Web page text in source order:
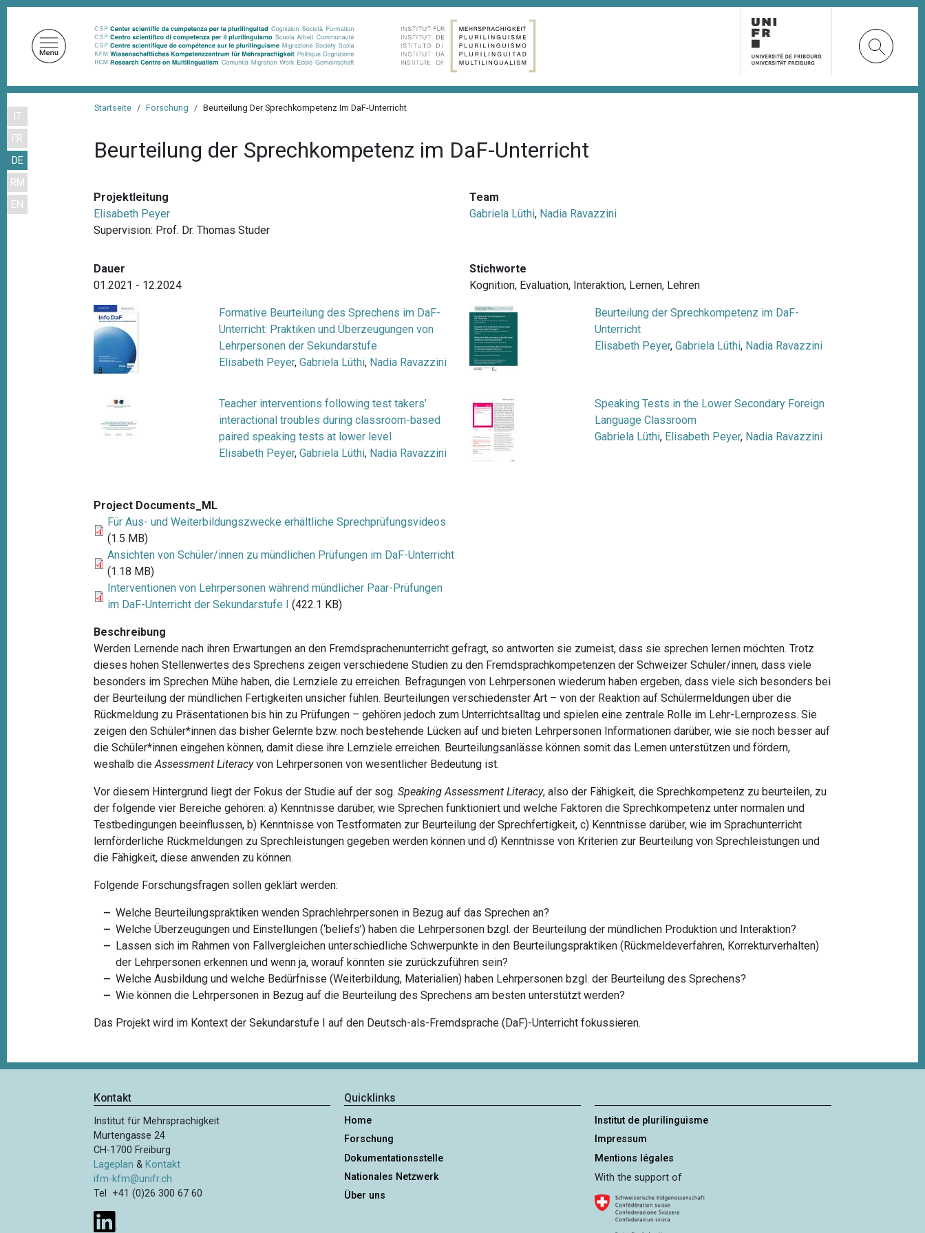
D
IT
FR
DE
RM
EN
Startseite Forschung Beurteilung Der Sprechkompetenz Im DaF-Unterricht
Beurteilung der Sprechkompetenz im DaF-Unterricht
Projektleitung
Elisabeth Peyer
Supervision: Prof. Dr. Thomas Studer
Team
Gabriela Lüthi, Nadia Ravazzini
Dauer
01.2021 - 12.2024
Stichworte
Kognition, Evaluation, Interaktion, Lernen, Lehren
Formative Beurteilung des Sprechens im DaF-
Unterricht: Praktiken und Überzeugungen von
Lehrpersonen der Sekundarstufe
Elisabeth Peyer,Gabriela Lüthi, Nadia Ravazzini
Beurteilung der Sprechkompetenz im DaF-
Unterricht
Elisabeth Peyer, Gabriela Lüthi, Nadia Ravazzini
Teacher interventions following test takers’
interactional troubles during classroom-based
paired speaking tests at lower level
Elisabeth Peyer,Gabriela Lüthi, Nadia Ravazzini
Speaking Tests in the Lower Secondary Foreign
Language Classroom
Gabriela Lüthi, Elisabeth Peyer, Nadia Ravazzini
Project Documents_ML
Für Aus- und Weiterbildungszwecke erhältliche Sprechprüfungsvideos
(1.5 MB)
Ansichten von Schüler/innen zu mündlichen Prüfungen im DaF-Unterricht
(1.18 MB)
Interventionen von Lehrpersonen während mündlicher Paar-Prüfungen
im DaF-Unterricht der Sekundarstufe I (422.1 KB)
Beschreibung
Werden Lernende nach ihren Erwartungen an den Fremdsprachenunterricht gefragt, so antworten sie zumeist, dass sie sprechen lernen möchten. Trotz
dieses hohen Stellenwertes des Sprechens zeigen verschiedene Studien zu den Fremdsprachkompetenzen der Schweizer Schüler/innen, dass viele
besonders im Sprechen Mühe haben, die Lernziele zu erreichen. Befragungen von Lehrpersonen wiederum haben ergeben, dass viele sich besonders bei
der Beurteilung der mündlichen Fertigkeiten unsicher fühlen. Beurteilungen verschiedenster Art – von der Reaktion auf Schülermeldungen über die
Rückmeldung zu Präsentationen bis hin zu Prüfungen – gehören jedoch zum Unterrichtsalltag und spielen eine zentrale Rolle im Lehr-Lernprozess. Sie
zeigen den Schüler*innen das bisher Gelernte bzw. noch bestehende Lücken auf und bieten Lehrpersonen Informationen darüber, wie sie noch besser auf
die Schüler*innen eingehen können, damit diese ihre Lernziele erreichen. Beurteilungsanlässe können somit das Lernen unterstützen und fördern,
weshalb dieAssessment Literacyvon Lehrpersonen von wesentlicher Bedeutung ist.
Vor diesem Hintergrund liegt der Fokus der Studie auf der sog.Speaking Assessment Literacy, also der Fähigkeit, die Sprechkompetenz zu beurteilen, zu
der folgende vier Bereiche gehören: a) Kenntnisse darüber, wie Sprechen funktioniert und welche Faktoren die Sprechkompetenz unter normalen und
Testbedingungen beeinflussen, b) Kenntnisse von Testformaten zur Beurteilung der Sprechfertigkeit, c) Kenntnisse darüber, wie im Sprachunterricht
lernförderliche Rückmeldungen zu Sprechleistungen gegeben werden können und d) Kenntnisse von Kriterien zur Beurteilung von Sprechleistungen und
die Fähigkeit, diese anwenden zu können.
Folgende Forschungsfragen sollen geklärt werden:
Welche Beurteilungspraktiken wenden Sprachlehrpersonen in Bezug auf das Sprechen an?
Welche Überzeugungen und Einstellungen (‘beliefs’) haben die Lehrpersonen bzgl. der Beurteilung der mündlichen Produktion und Interaktion?
Lassen sich im Rahmen von Fallvergleichen unterschiedliche Schwerpunkte in den Beurteilungspraktiken (Rückmeldeverfahren, Korrekturverhalten)
der Lehrpersonen erkennen und wenn ja, worauf könnten sie zurückzuführen sein?
Welche Ausbildung und welche Bedürfnisse (Weiterbildung, Materialien) haben Lehrpersonen bzgl. der Beurteilung des Sprechens?
Wie können die Lehrpersonen in Bezug auf die Beurteilung des Sprechens am besten unterstützt werden?
Das Projekt wird im Kontext der Sekundarstufe I auf den Deutsch-als-Fremdsprache (DaF)-Unterricht fokussieren.
Kontakt
Institut für Mehrsprachigkeit
Murtengasse 24
CH-1700 Freiburg
Lageplan & Kontakt
ifm-kfm@unifr.ch
Tel +41 (0)26 300 67 60
Quicklinks
Home
Forschung
Dokumentationsstelle
Nationales Netzwerk
Über uns
Institut de plurilinguisme
Impressum
Mentions légales
With the support of